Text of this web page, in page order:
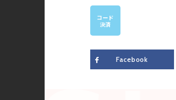
コード
決済
Facebook